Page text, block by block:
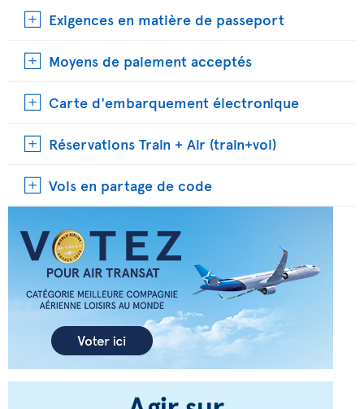
Exigences en matière de passeport
Moyens de paiement acceptés
Carte d'embarquement électronique
Réservations Train + Air (train+vol)
Vols en partage de code